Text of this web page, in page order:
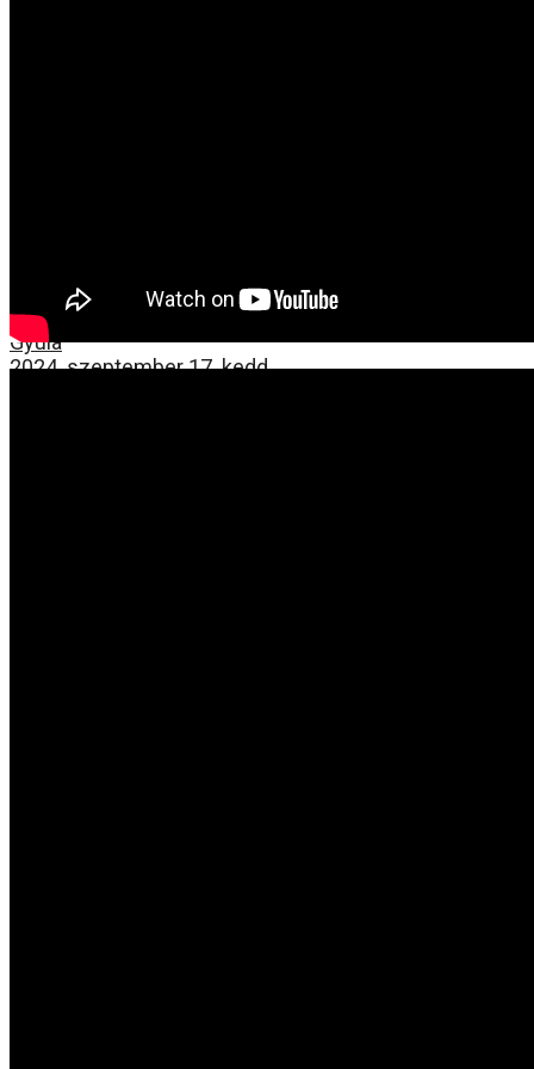
XXXI. TMOV – Póda Tamás
Gyula
2024. szeptember 17. kedd